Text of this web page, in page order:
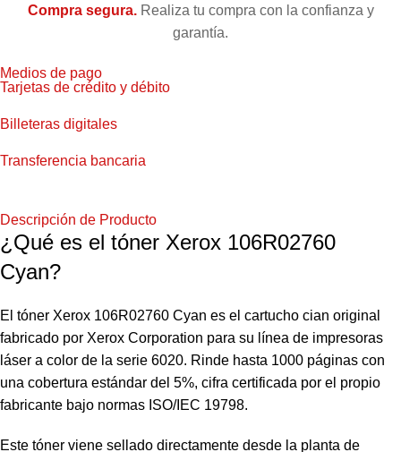
Compra segura.Realiza tu compra con la confianza y
garantía.
Medios de pago
Tarjetas de crédito y débito
Billeteras digitales
Transferencia bancaria
Descripción de Producto
¿Qué es el tóner Xerox 106R02760
Cyan?
El tóner Xerox 106R02760 Cyan es el cartucho cian original
fabricado por Xerox Corporation para su línea de impresoras
láser a color de la serie 6020. Rinde hasta 1000 páginas con
una cobertura estándar del 5%, cifra certificada por el propio
fabricante bajo normas ISO/IEC 19798.
Este tóner viene sellado directamente desde la planta de